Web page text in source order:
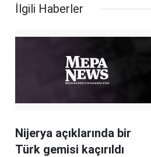
İlgili Haberler
Nijerya açıklarında bir
Türk gemisi kaçırıldı